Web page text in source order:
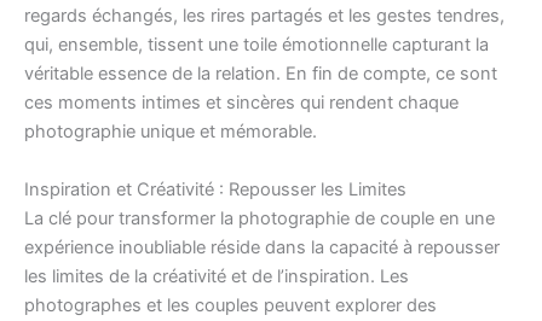
regards échangés, les rires partagés et les gestes tendres,
qui, ensemble, tissent une toile émotionnelle capturant la
véritable essence de la relation. En fin de compte, ce sont
ces moments intimes et sincères qui rendent chaque
photographie unique et mémorable.
Inspiration et Créativité : Repousser les Limites
La clé pour transformer la photographie de couple en une
expérience inoubliable réside dans la capacité à repousser
les limites de la créativité et de l’inspiration. Les
photographes et les couples peuvent explorer des